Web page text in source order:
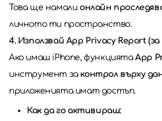
Това ще намали онлайн
личното ти пространство.
4. Използвай App Privacy Report
Ако имаш iPhone, функциятаApp
инструмент за контрол върху
приложенията имат достъп.
Как да го активираш: